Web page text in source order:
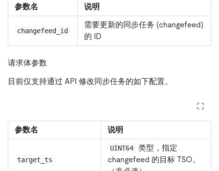
参数名 说明
changefeed_id
需要更新的同步任务 (changefeed)
的 ID
请求体参数
目前仅支持通过 API 修改同步任务的如下配置。
参数名 说明
target_ts
UINT64
类型，指定
changefeed 的目标 TSO。